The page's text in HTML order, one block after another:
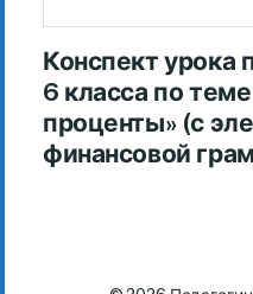
Конспект урока
6 класса по
проценты» (с
финансовой